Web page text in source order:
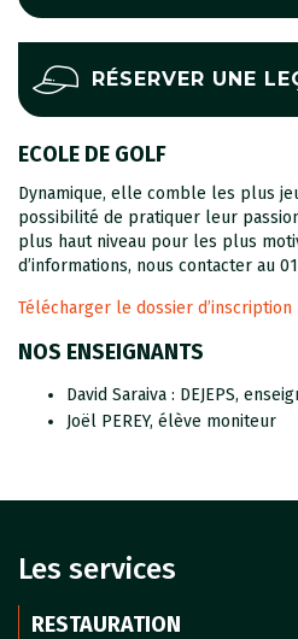
RÉSERVER UNE
ECOLE DE GOLF
Dynamique, elle comble les plus
possibilité de pratiquer leur
plus haut niveau pour les plus
d’informations, nous contacter au
Télécharger le dossier
NOS ENSEIGNANTS
David Saraiva : DEJEPS,
Joël PEREY, élève moniteur
Les services
RESTAURATION